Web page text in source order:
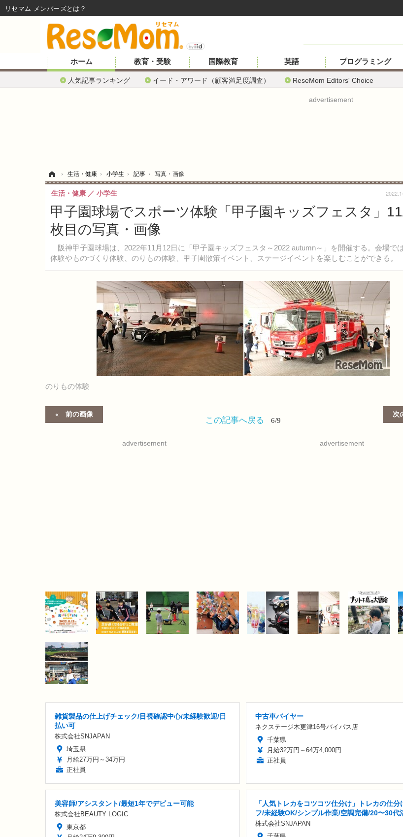
ホーム
人気記事ランキング イード・アワード（顧客満足度調査） ReseMom Editors' Choice
教育・受験 国際教育 英語 プログラミング
advertisement
› 生活・健康 › 小学生 › 記事 › 写真・画像
甲子園球場でスポーツ体験「甲子園キッズフェスタ」
枚目の写真・画像
阪神甲子園球場は、2022年11月12日に「甲子園キッズフェスタ～2022 autumn～」を開催する。会場で
体験やものづくり体験、のりもの体験、甲子園散策イベント、ステージイベントを楽しむことができる。
生活・健康 小学生
のりもの体験
前の画像 次
この記事へ戻る 6/9
advertisement advertisement
雑貨製品の仕上げチェック/目視確認中心/未経験歓迎/日
払い可
株式会社SNJAPAN
埼玉県
月給27万円～34万円
正社員
中古車バイヤー
ネクステージ木更津16号バイパス店
千葉県
月給32万円～64万4,000円
正社員
美容師/アシスタント/最短1年でデビュー可能
株式会社BEAUTY LOGIC
東京都
「人気トレカをコツコツ仕分け」トレカの仕分
フ/未経験OK/シンプル作業/空調完備/20〜30代
株式会社SNJAPAN
リセマム メンバーズ